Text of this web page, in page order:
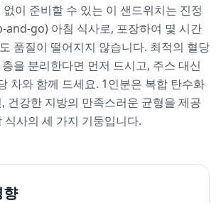
이 준비할 수 있는 이 샌드위치는 진정
and-go) 아침 식사로, 포장하여 몇 시간
품질이 떨어지지 않습니다. 최적의 혈당
을 분리한다면 먼저 드시고, 주스 대신
차와 함께 드세요. 1인분은 복합 탄수화
건강한 지방의 만족스러운 균형을 제공
식사의 세 가지 기둥입니다.
향